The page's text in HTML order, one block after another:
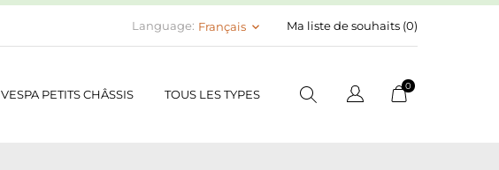
Language: Français keyboard_arrow_down Ma liste de souhaits (0)
VESPA PETITS CHÂSSIS TOUS LES TYPES
0